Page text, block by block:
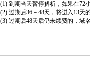
(1) 到期当天暂停解析，如果在72
(2) 过期后36－48天，将进入13天
(3) 过期后48天后仍未续费的，域